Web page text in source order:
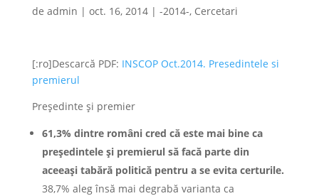
de admin | oct. 16, 2014| -2014-, Cercetari
[:ro]Descarcă PDF: INSCOP Oct.2014. Presedintele si
premierul
Preşedinte şi premier
61,3% dintre români cred că este mai bine ca
preşedintele şi premierul să facă parte din
aceeaşi tabără politică pentru a se evita certurile.
38,7% aleg însă mai degrabă varianta ca